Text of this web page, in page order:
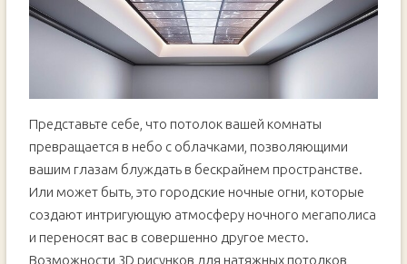
Представьте себе, что потолок вашей комнаты
превращается в небо с облачками, позволяющими
вашим глазам блуждать в бескрайнем пространстве.
Или может быть, это городские ночные огни, которые
создают интригующую атмосферу ночного мегаполиса
и переносят вас в совершенно другое место.
Возможности 3D рисунков для натяжных потолков